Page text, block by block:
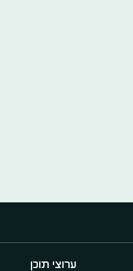
ערוצי תוכן